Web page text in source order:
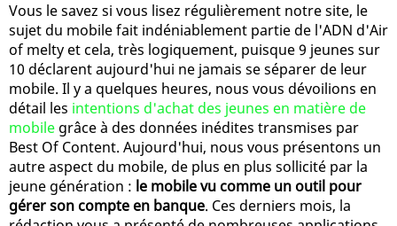
Vous le savez si vous lisez régulièrement notre site, le
sujet du mobile fait indéniablement partie de l'ADN d'Air
of melty et cela, très logiquement, puisque 9 jeunes sur
10 déclarent aujourd'hui ne jamais se séparer de leur
mobile. Il y a quelques heures, nous vous dévoilions en
détail les intentions d'achat des jeunes en matière de
mobile grâce à des données inédites transmises par
Best Of Content. Aujourd'hui, nous vous présentons un
autre aspect du mobile, de plus en plus sollicité par la
jeune génération : le mobile vu comme un outil pour
gérer son compte en banque. Ces derniers mois, la